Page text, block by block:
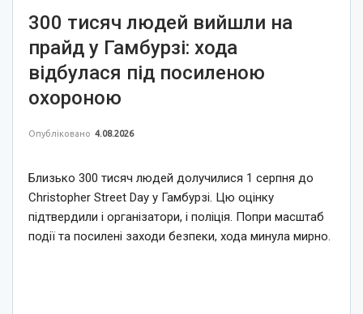
300 тисяч людей вийшли на
прайд у Гамбурзі: хода
відбулася під посиленою
охороною
Опубліковано 4.08.2026
Близько 300 тисяч людей долучилися 1 серпня до
Christopher Street Day у Гамбурзі. Цю оцінку
підтвердили і організатори, і поліція. Попри масштаб
події та посилені заходи безпеки, хода минула мирно.